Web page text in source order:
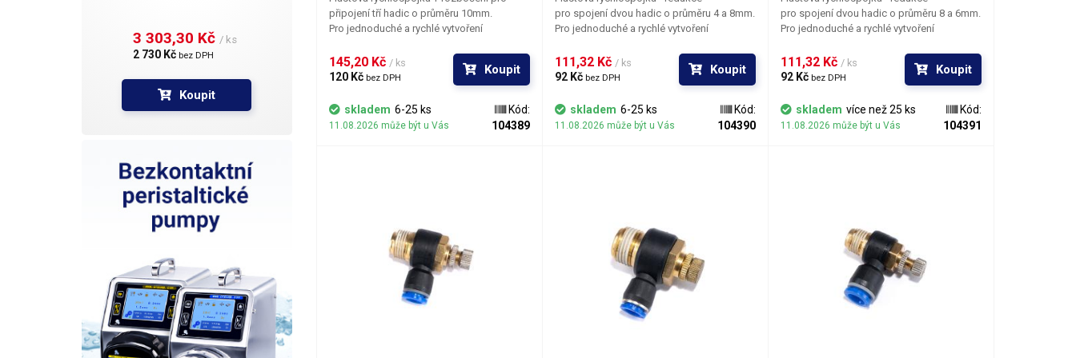
3 303,30 Kč / ks
2 730 Kč bez DPH
Koupit
připojení tří hadic o průměru 10mm.
Pro jednoduché a rychlé vytvoření
vzduchu bez použití nářadí. Produkt slouží
výhradně pro distribuci vzduchu a
145,20 Kč / ks
120 Kč bez DPH
Koupit
skladem 6-25 ks
11.08.2026 může být u Vás
Kód:
104389
pro spojení dvou hadic o průměru 4 a 8mm.
Pro jednoduché a rychlé vytvoření
vzduchu bez použití nářadí. Redukce má na
jedné straně vstup pro 4mm hadici a na
straně druhé pro 8mm hadici. Produkt
slouží výhradně pro distribuci vzduchu a
některých typů plynů.
111,32 Kč / ks
92 Kč bez DPH
Koupit
skladem 6-25 ks
11.08.2026 může být u Vás
Kód:
104390
pro spojení dvou hadic o průměru 8 a 6mm.
Pro jednoduché a rychlé vytvoření
vzduchu bez použití nářadí. Redukce má na
jedné straně vstup pro 6mm hadici a na
straně druhé pro 8mm hadici. Produkt
slouží výhradně pro distribuci vzduchu a
některých typů plynů.
111,32 Kč / ks
92 Kč bez DPH
Koupit
skladem více než 25 ks
11.08.2026 může být u Vás
Kód:
104391